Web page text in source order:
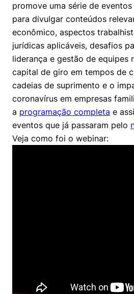
Sustentabilidade
Tecnologia e Dados
promove uma série de
para divulgar conteúdos
econômico, aspectos
jurídicas aplicáveis, desafios
liderança e gestão de equipes
capital de giro em tempos de
cadeias de suprimento e o
coronavírus em empresas
a programação completa e
eventos que já passaram pelo
Veja como foi o webinar: